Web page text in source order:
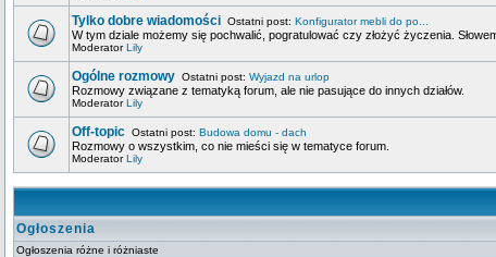
Tylko dobre wiadomości Ostatni post: Konfigurator mebli do po...
W tym dziale możemy się pochwalić, pogratulować czy złożyć życzenia.
ModeratorLily
Ogólne rozmowy Ostatni post: Wyjazd na urlop
Rozmowy związane z tematyką forum, ale nie pasujące do innych działów.
ModeratorLily
Off-topic Ostatni post: Budowa domu - dach
Rozmowy o wszystkim, co nie mieści się w tematyce forum.
ModeratorLily
Ogłoszenia
Ogłoszenia różne i różniaste